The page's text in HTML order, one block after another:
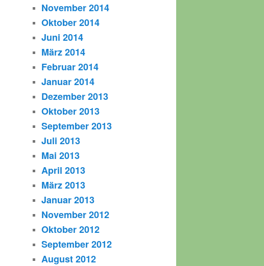
November 2014
Oktober 2014
Juni 2014
März 2014
Februar 2014
Januar 2014
Dezember 2013
Oktober 2013
September 2013
Juli 2013
Mai 2013
April 2013
März 2013
Januar 2013
November 2012
Oktober 2012
September 2012
August 2012